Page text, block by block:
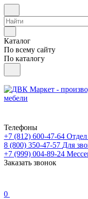
Каталог
По всему сайту
По каталогу
Телефоны
+7 (812) 600-47-64
8 (800) 350-47-57 Для
+7 (999) 004-89-24
Заказать звонок
0